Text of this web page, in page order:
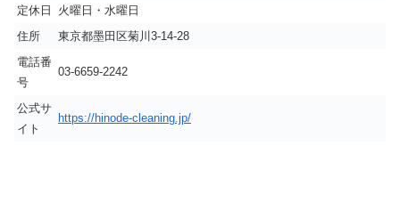
定休日
火曜日・水曜日
住所
東京都墨田区菊川3-14-28
電話番
号
03-6659-2242
公式サ
イト
https://hinode-cleaning.jp/